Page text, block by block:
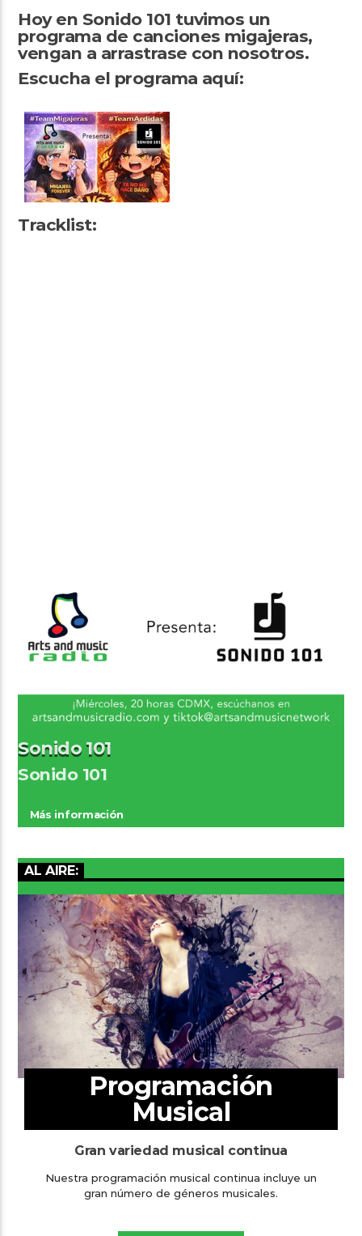
Arts And Music Radio
Hoy en Sonido 101 tuvimos un
programa de canciones migajeras,
vengan a arrastrase con nosotros.
Escucha el programa aquí:
Tracklist:
Sonido 101
Sonido 101
Más información
AL AIRE:
Programación
Musical
Gran variedad musical continua
Nuestra programación musical continua incluye un
gran número de géneros musicales.